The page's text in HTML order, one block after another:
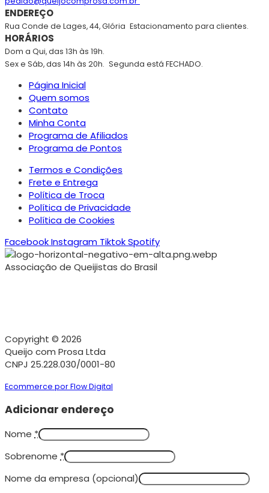
ENDEREÇO
Rua Conde de Lages, 44, Glória Estacionamento para clientes.
HORÁRIOS
Dom a Qui, das 13h às 19h.
Sex e Sáb, das 14h às 20h. Segunda está FECHADO.
Página Inicial
Quem somos
Contato
Minha Conta
Programa de Afiliados
Programa de Pontos
Termos e Condições
Frete e Entrega
Política de Troca
Política de Privacidade
Política de Cookies
FacebookInstagram TiktokSpotify
Associação de Queijistas do Brasil
Copyright © 2026
Queijo com Prosa Ltda
CNPJ 25.228.030/0001-80
Ecommerce por Flow Digital
Adicionar endereço
Nome *
Sobrenome *
Nome da empresa (opcional)